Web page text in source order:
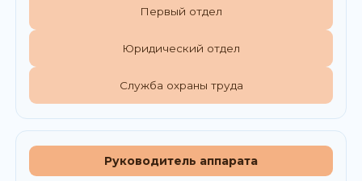
Первый отдел
Юридический отдел
Служба охраны труда
Руководитель аппарата